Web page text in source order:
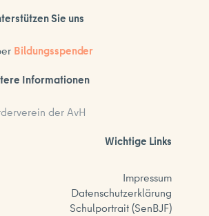
Sie uns
Bildungsspender
Informationen
der AvH
Wichtige Links
Impressum
Datenschutzerklärung
Schulportrait (SenBJF)